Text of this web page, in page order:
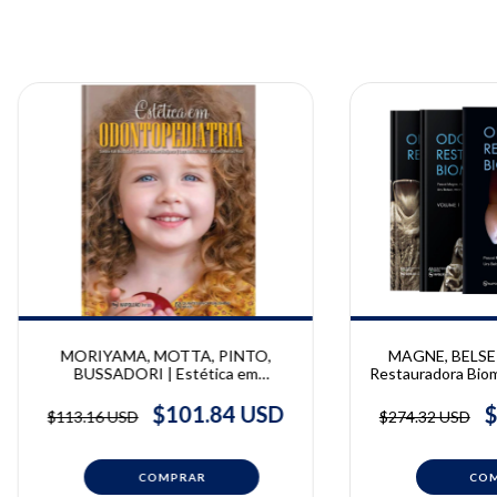
MORIYAMA, MOTTA, PINTO,
BUSSADORI | Estética em
Moriyama, Lara Jansiski Motta,
Marcelo Mendes Pinto, Sandra Kalil
$113.16 USD $101.84 USD
MAGNE,
Restauradora
$274.32 USD